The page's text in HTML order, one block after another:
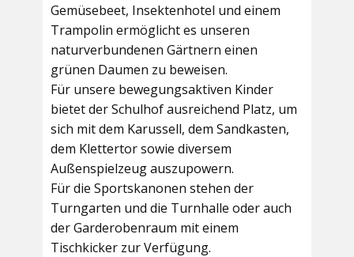
Gemüsebeet, Insektenhotel und einem
Trampolin ermöglicht es unseren
naturverbundenen Gärtnern einen
grünen Daumen zu beweisen.
Für unsere bewegungsaktiven Kinder
bietet derSchulhofausreichend Platz, um
sich mit dem Karussell, dem Sandkasten,
dem Klettertor sowie diversem
Außenspielzeug auszupowern.
Für die Sportskanonen stehen der
Turngarten und die Turnhalle oder auch
derGarderobenraum mit einem
Tischkicker zur Verfügung.